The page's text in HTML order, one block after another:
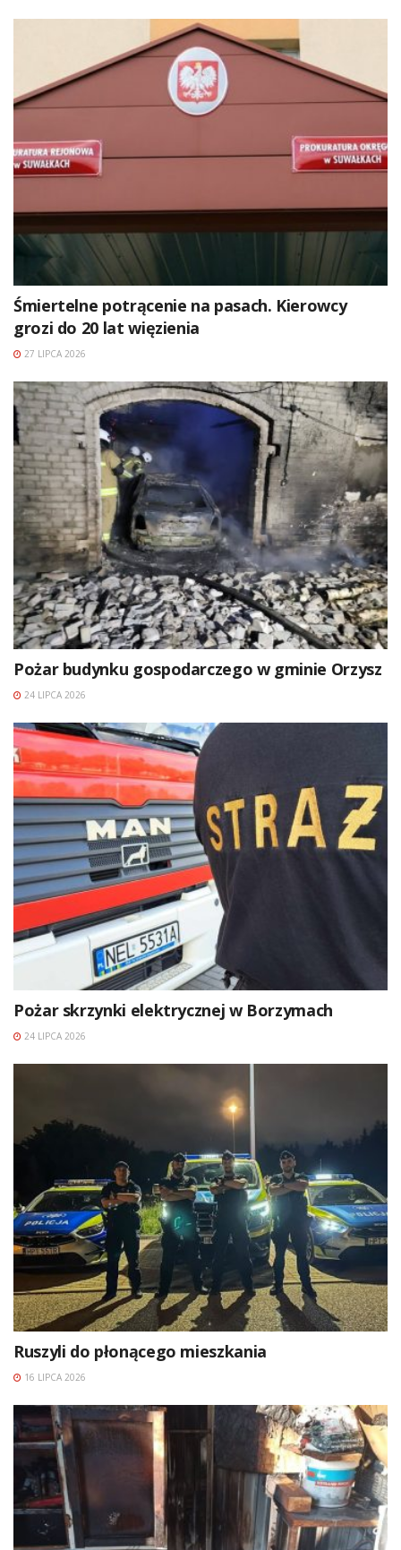
Śmiertelne potrącenie na pasach. Kierowcy
grozi do 20 lat więzienia
27 LIPCA 2026
Pożar budynku gospodarczego w gminie Orzysz
24 LIPCA 2026
Pożar skrzynki elektrycznej w Borzymach
24 LIPCA 2026
Ruszyli do płonącego mieszkania
16 LIPCA 2026